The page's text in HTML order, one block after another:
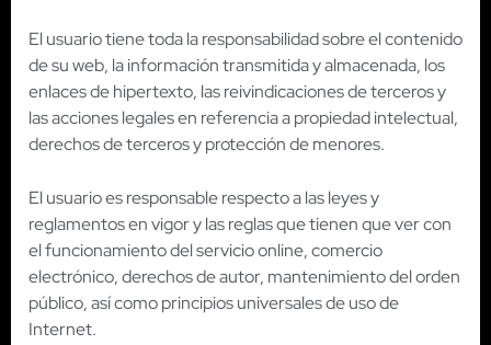
El usuario tiene toda la responsabilidad sobre el contenido
de su web, la información transmitida y almacenada, los
enlaces de hipertexto, las reivindicaciones de terceros y
las acciones legales en referencia a propiedad intelectual,
derechos de terceros y protección de menores.
El usuario es responsable respecto a las leyes y
reglamentos en vigor y las reglas que tienen que ver con
el funcionamiento del servicio online, comercio
electrónico, derechos de autor, mantenimiento del orden
público, así como principios universales de uso de
Internet.